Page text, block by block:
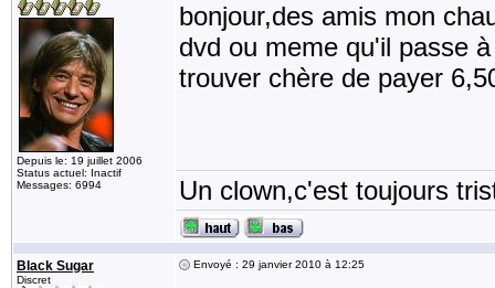
Depuis le: 19 juillet 2006
Status actuel: Inactif
Messages: 6994
bonjour,des amis mon
dvd ou meme qu'il passe
trouver chère de payer
Un clown,c'est toujours
Black Sugar
Discret
Envoyé : 29 janvier 2010 à 12:25